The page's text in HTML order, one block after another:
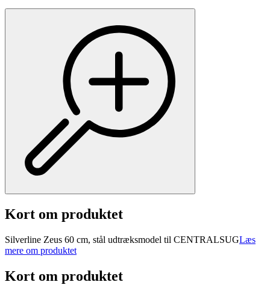
Kort om produktet
Silverline Zeus 60 cm, stål udtræksmodel til CENTRALSUGLæs
mere om produktet
Kort om produktet